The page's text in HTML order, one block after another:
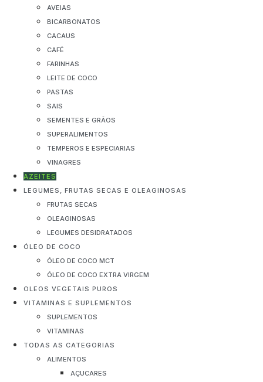
AVEIAS
BICARBONATOS
CACAUS
CAFÉ
FARINHAS
LEITE DE COCO
PASTAS
SAIS
SEMENTES E GRÃOS
SUPERALIMENTOS
TEMPEROS E ESPECIARIAS
VINAGRES
AZEITES
LEGUMES, FRUTAS SECAS E OLEAGINOSAS
FRUTAS SECAS
OLEAGINOSAS
LEGUMES DESIDRATADOS
ÓLEO DE COCO
ÓLEO DE COCO MCT
ÓLEO DE COCO EXTRA VIRGEM
OLEOS VEGETAIS PUROS
VITAMINAS E SUPLEMENTOS
SUPLEMENTOS
VITAMINAS
TODAS AS CATEGORIAS
ALIMENTOS
AÇUCARES